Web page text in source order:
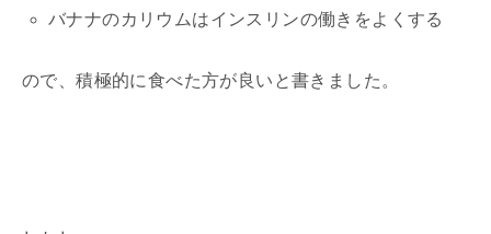
バナナのカリウムはインスリンの働きをよくする
ので、積極的に食べた方が良いと書きました。